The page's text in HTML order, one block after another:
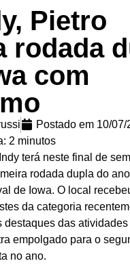
Pietro
rodada
com
Postado em 10/07/
2 minutos
terá neste final de
rodada dupla do
de Iowa. O local
da categoria
destaques das
empolgado para o
no ano.